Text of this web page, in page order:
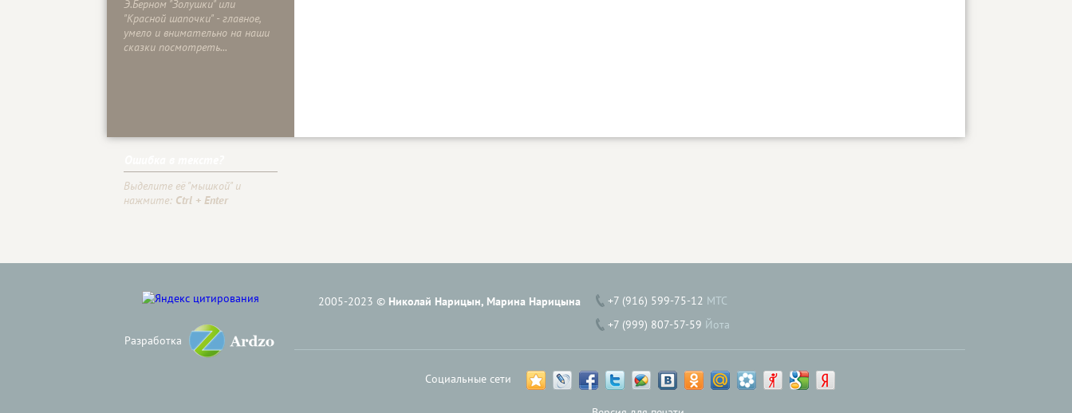
Э.Берном "Золушки" или
"Красной шапочки" - главное,
умело и внимательно на наши
сказки посмотреть...
Выделите её "мышкой" и
нажмите: Ctrl + Enter
Разработка
2005-2023 © Николай Нарицын, Марина Нарицына +7 (916) 599-75-12 МТС
+7 (999) 807-57-59 Йота
Социальные сети